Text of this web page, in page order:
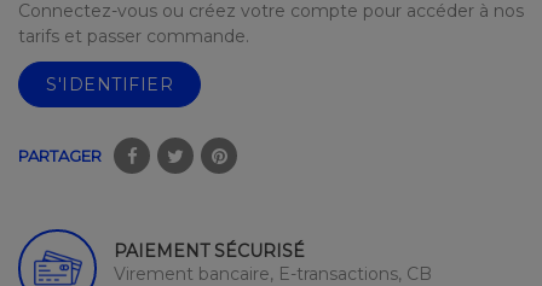
Connectez-vous ou créez votre compte pour accéder à nos
tarifs et passer commande.
S'IDENTIFIER
PARTAGER
PAIEMENT SÉCURISÉ
Virement bancaire, E-transactions, CB